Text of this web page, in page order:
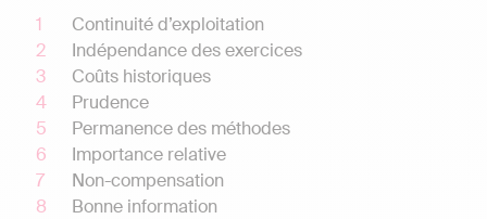
Continuité d’exploitation
Indépendance des exercices
Coûts historiques
Prudence
Permanence des méthodes
Importance relative
Non-compensation
Bonne information